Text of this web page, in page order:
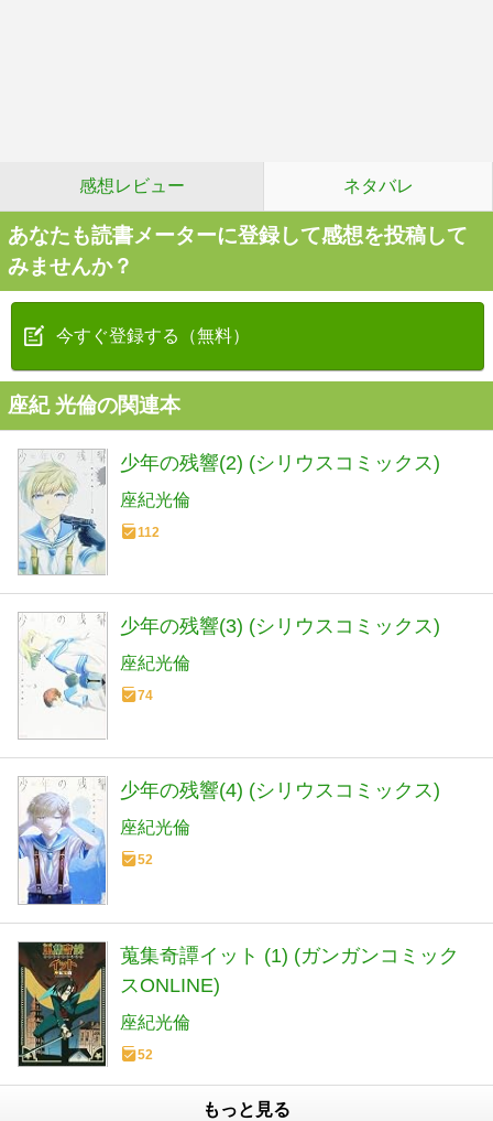
感想レビュー ネタバレ
あなたも読書メーターに登録して感想を投稿して
みませんか？
今すぐ登録する（無料）
座紀 光倫の関連本
少年の残響(2) (シリウスコミックス)
座紀光倫
112
少年の残響(3) (シリウスコミックス)
座紀光倫
74
少年の残響(4) (シリウスコミックス)
座紀光倫
52
蒐集奇譚イット (1) (ガンガンコミック
スONLINE)
座紀光倫
52
もっと見る